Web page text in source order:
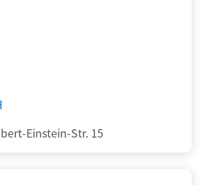
Einstein-Str. 15